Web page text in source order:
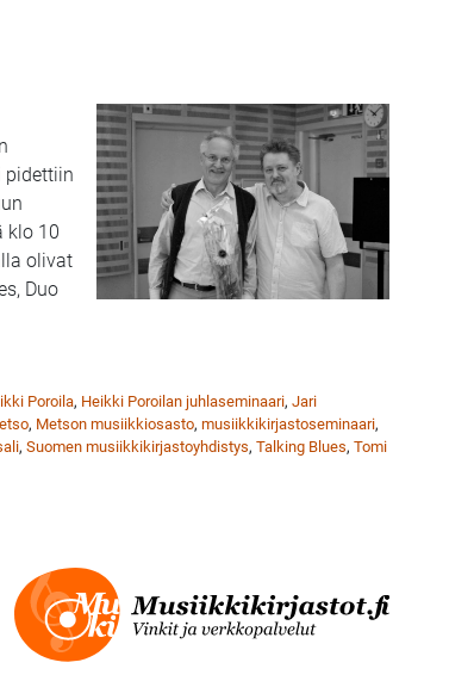
pidettiin
klo 10
olivat
Duo
Poroila, Heikki Poroilan juhlaseminaari, Jari
, Metson musiikkiosasto, musiikkikirjastoseminaari,
, Suomen musiikkikirjastoyhdistys, Talking Blues, Tomi